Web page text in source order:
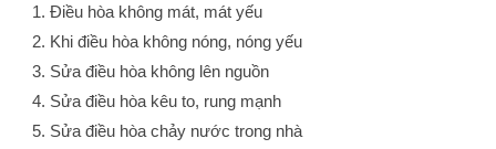
Điều hòa không mát, mát yếu
Khi điều hòa không nóng, nóng yếu
Sửa điều hòa không lên nguồn
Sửa điều hòa kêu to, rung mạnh
Sửa điều hòa chảy nước trong nhà